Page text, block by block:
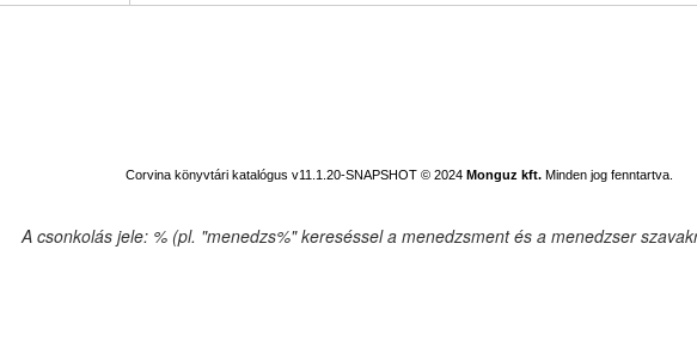
Corvina könyvtári katalógus v11.1.20-SNAPSHOT © 2024 Monguz kft. Minden jog fenntartva.
A csonkolás jele: % (pl. "menedzs%" kereséssel a menedzsment és a menedzser